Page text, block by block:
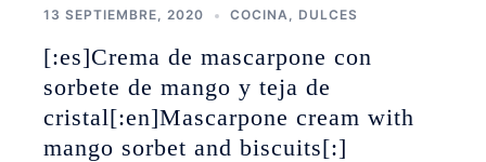
13 SEPTIEMBRE, 2020 COCINA DULCES
[:es]Crema de mascarpone con
sorbete de mango y teja de
cristal[:en]Mascarpone cream with
mango sorbet and biscuits[:]